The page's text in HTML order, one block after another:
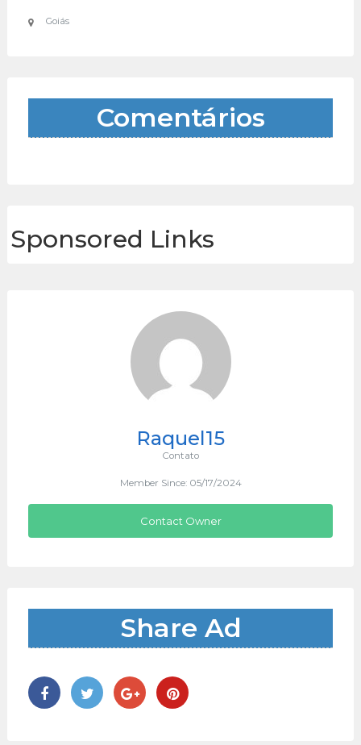
Goiás
Comentários
Sponsored Links
Raquel15
Contato
Member Since: 05/17/2024
Contact Owner
Share Ad